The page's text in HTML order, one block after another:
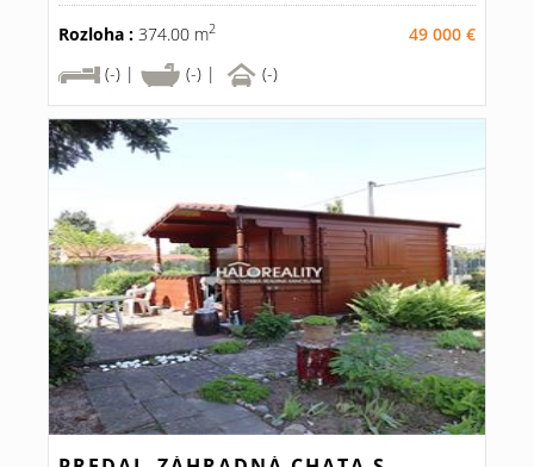
Rozloha : 374.00 m2
49 000 €
(-) |
(-) | (-)